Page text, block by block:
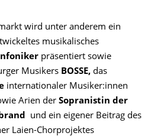
wird unter anderem ein
musikalisches
präsentiert sowie
Musikers BOSSE, das
internationaler Musiker:innen
Arien der Sopranistin der
und ein eigener Beitrag des
Laien-Chorprojektes